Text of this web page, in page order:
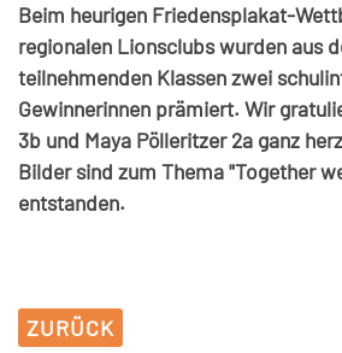
Beim heurigen Friedensplakat-
regionalen Lionsclubs wurden aus
teilnehmenden Klassen zwei
Gewinnerinnen prämiert. Wir
3b und Maya Pölleritzer 2a ganz
Bilder sind zum Thema "Together
entstanden.
ZURÜCK